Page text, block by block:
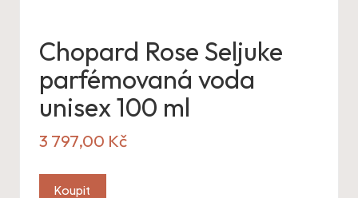
Chopard Rose Seljuke
parfémovaná voda
unisex 100 ml
3 797,00 Kč
Koupit